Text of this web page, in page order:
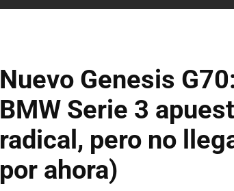
Nuevo Genesis
BMW Serie 3
radical, pero no
por ahora)